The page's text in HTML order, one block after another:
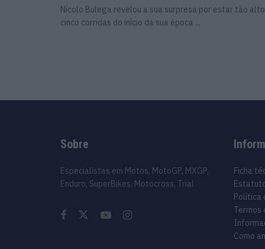
Nicolo Bulega revelou a sua surpresa por estar tão
cinco corridas do início da sua época ...
Sobre
Especialistas em Motos, MotoGP, MXGP,
Enduro, SuperBikes, Motocross, Trial
Ficha
Política
Termos
Como